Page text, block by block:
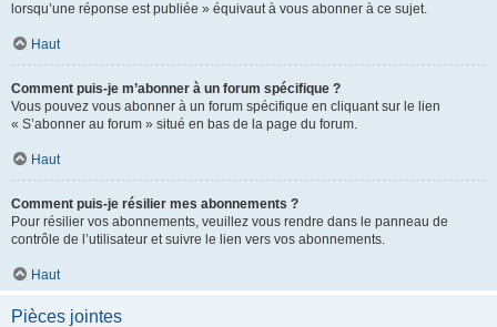
lorsqu’une réponse est publiée » équivaut à vous abonner à ce sujet.
Haut
Comment puis-je m’abonner à un forum spécifique ?
Vous pouvez vous abonner à un forum spécifique en cliquant sur le lien
« S’abonner au forum » situé en bas de la page du forum.
Haut
Comment puis-je résilier mes abonnements ?
Pour résilier vos abonnements, veuillez vous rendre dans le panneau de
contrôle de l’utilisateur et suivre le lien vers vos abonnements.
Haut
Pièces jointes